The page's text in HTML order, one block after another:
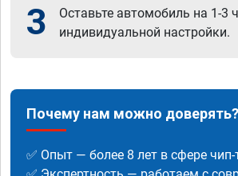
3
Оставьте автомобиль на 1-3
индивидуальной настройки.
Почему нам можно доверять?
✅ Опыт — более 8 лет в сфере